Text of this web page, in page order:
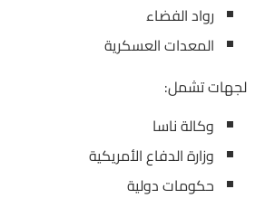
رواد الفضاء
المعدات العسكرية
لجهات تشمل:
وكالة ناسا
وزارة الدفاع الأمريكية
حكومات دولية